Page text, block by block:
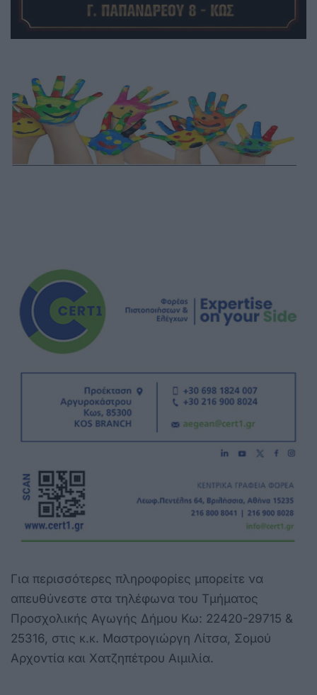
Για περισσότερες πληροφορίες μπορείτε να
απευθύνεστε στα τηλέφωνα του Τμήματος
Προσχολικής Αγωγής Δήμου Κω: 22420-29715 &
25316, στις κ.κ. Μαστρογιώργη Λίτσα, Σομού
Αρχοντία και Χατζηπέτρου Αιμιλία.